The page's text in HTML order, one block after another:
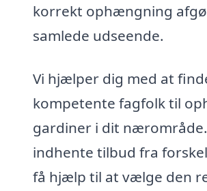
korrekt ophængning
samlede udseende.
Vi hjælper dig med at
kompetente fagfolk til
gardiner i dit
indhente tilbud fra
få hjælp til at vælge den